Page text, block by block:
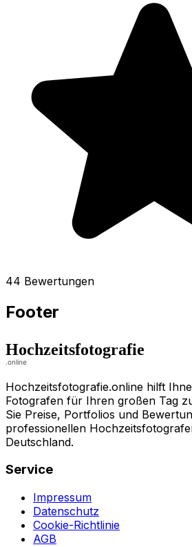
44 Bewertungen
Footer
Hochzeitsfotografie.online hilft
Fotografen für Ihren großen Tag
Sie Preise, Portfolios und
professionellen
Deutschland.
Service
Impressum
Datenschutz
Cookie-Richtlinie
AGB